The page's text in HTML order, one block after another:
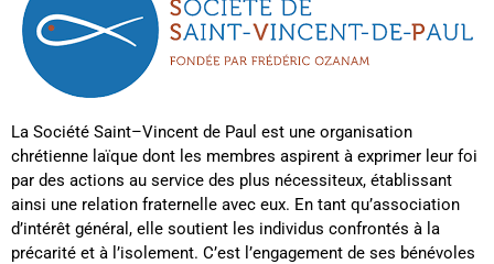
La Société Saint–Vincent de Paul est une organisation
chrétienne laïque dont les membres aspirent à exprimer leur foi
par des actions au service des plus nécessiteux, établissant
ainsi une relation fraternelle avec eux. En tant qu’association
d’intérêt général, elle soutient les individus confrontés à la
précarité et à l’isolement. C’est l’engagement de ses bénévoles